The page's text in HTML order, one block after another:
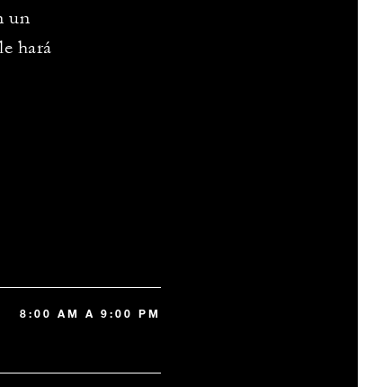
un
hará
8:00 AM A 9:00 PM